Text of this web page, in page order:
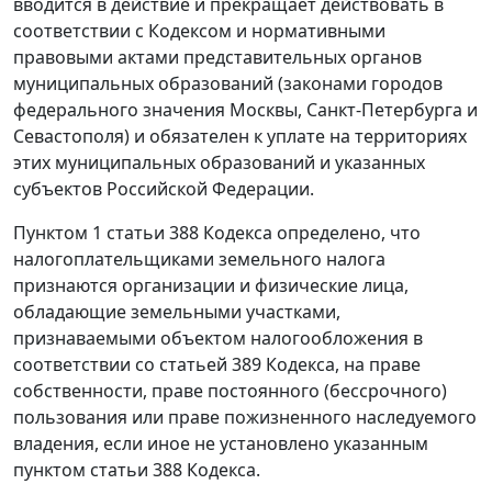
вводится в действие и прекращает действовать в
соответствии с Кодексом и нормативными
правовыми актами представительных органов
муниципальных образований (законами городов
федерального значения Москвы, Санкт-Петербурга и
Севастополя) и обязателен к уплате на территориях
этих муниципальных образований и указанных
субъектов Российской Федерации.
Пунктом 1 статьи 388 Кодекса определено, что
налогоплательщиками земельного налога
признаются организации и физические лица,
обладающие земельными участками,
признаваемыми объектом налогообложения в
соответствии со статьей 389 Кодекса, на праве
собственности, праве постоянного (бессрочного)
пользования или праве пожизненного наследуемого
владения, если иное не установлено указанным
пунктом статьи 388 Кодекса.